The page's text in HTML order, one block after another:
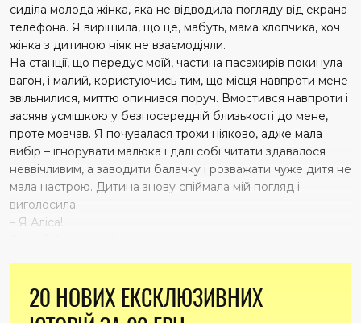
сиділа молода жінка, яка не відводила погляду від екрана
телефона. Я вирішила, що це, мабуть, мама хлопчика, хоч
жінка з дитиною ніяк не взаємодіяли.
На станції, що передує моїй, частина пасажирів покинула
вагон, і малий, користуючись тим, що місця навпроти мене
звільнилися, миттю опинився поруч. Вмостився навпроти і
засяяв усмішкою у безпосередній близькості до мене,
проте мовчав. Я почувалася трохи ніяково, адже мала
вибір – ігнорувати малюка і далі собі читати здавалося
неввічливим, а заводити балачку і розважати чуже дитя не
мала настрою. Дитина знову спіймала мій погляд і
виголосила:
– Я Аліса!
– Ні, я читаю книгу, – я намагалася вивільнити весь мій
ресурс терплячості.
20 НОВИХ ЕКСКЛЮЗИВНИХ